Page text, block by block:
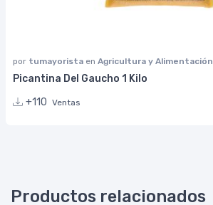
por tumayorista en Agricultura y Alimentación
Picantina Del Gaucho 1 Kilo
+110 Ventas
Productos relacionados